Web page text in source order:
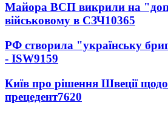
Майора ВСП викрили на
військовому в СЗЧ10365
РФ створила "українську
- ISW9159
Київ про рішення Швеції
прецедент7620